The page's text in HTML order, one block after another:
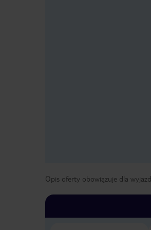
Opis oferty obowiązuje dla